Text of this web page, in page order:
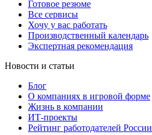
Готовое резюме
Все сервисы
Хочу у вас работать
Производственный календарь
Экспертная рекомендация
Новости и статьи
Блог
О компаниях в игровой форме
Жизнь в компании
ИТ-проекты
Рейтинг работодателей России